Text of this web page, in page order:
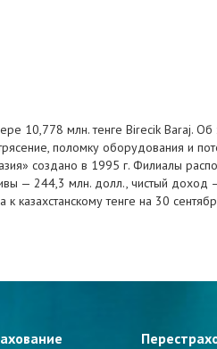
10,778 млн. тенге Birecik Baraj.
поломку оборудования и
создано в 1995 г. Филиалы
— 244,3 млн. долл., чистый
тенге на 30